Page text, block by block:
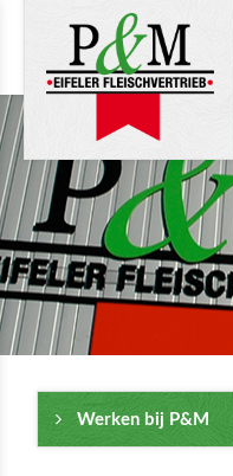
Werken bij P&M